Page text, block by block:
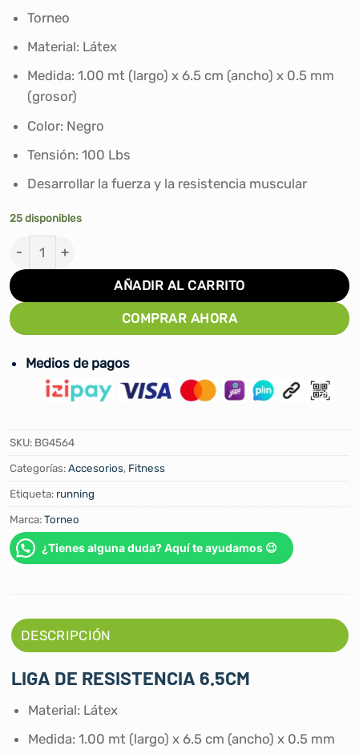
era:
S/99.00.S/69.00.
Torneo
Material: Látex
Medida: 1.00 mt (largo) x 6.5 cm (ancho) x 0.5 mm
(grosor)
Color: Negro
Tensión: 100 Lbs
Desarrollar la fuerza y la resistencia muscular
25 disponibles
BANDA DE RESISTENCIA CIRCULAR 6.5 CM. ANCHO
AÑADIR AL CARRITO
COMPRAR AHORA
Medios de pagos
SKU: BG4564
Categorías:Accesorios, Fitness
Etiqueta: running
Marca:Torneo
¿Tienes alguna duda? Aquí te ayudamos 😉
DESCRIPCIÓN
LIGA DE RESISTENCIA 6.5CM
Material: Látex
Medida: 1.00 mt (largo) x 6.5 cm (ancho) x 0.5 mm